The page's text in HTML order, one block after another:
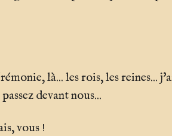
là... les rois, les
devant nous...
vous !